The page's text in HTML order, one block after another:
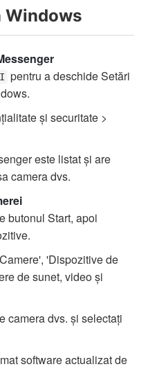
Windows
pentru a deschide Setări
și securitate >
este listat și are
camera dvs.
butonul Start, apoi
'Dispozitive de
de sunet, video și
camera dvs. și selectați
software actualizat de